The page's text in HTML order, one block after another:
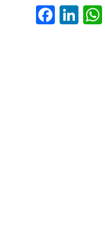
Fa
ce
Li
nk